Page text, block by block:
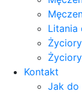
Litania
Kontakt
Jak do